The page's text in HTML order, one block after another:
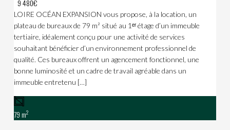
9 480€
LOIRE OCÉAN EXPANSION vous propose, à la location, un
plateau de bureaux de 79 m² situé au 1ᵉʳ étage d’un immeuble
tertiaire, idéalement conçu pour une activité de services
souhaitant bénéficier d’un environnement professionnel de
qualité. Ces bureaux offrent un agencement fonctionnel, une
bonne luminosité et un cadre de travail agréable dans un
immeuble entretenu […]
79 m2